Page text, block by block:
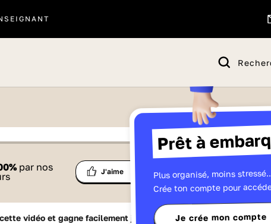
Prêt à
Plus organisé, moins
Crée ton compte pour
Je crée mon compte
proposé par
% par nos
J'aime
liste
Partager
vidéo et gagne facilement jusqu'à 15 Lumnizen te